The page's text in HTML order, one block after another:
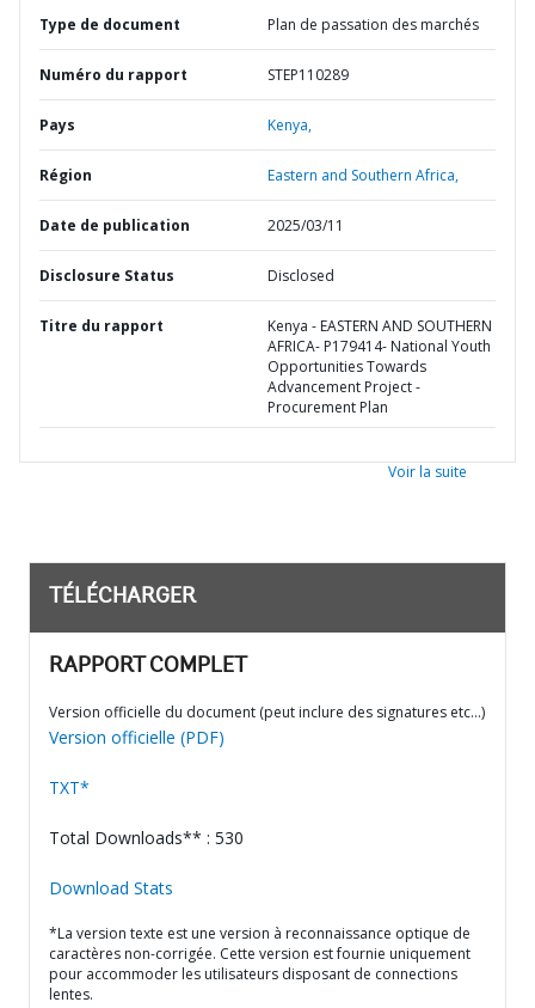
Type de document Plan de passation des marchés
Numéro du rapport STEP110289
Pays Kenya,
Région Eastern and Southern Africa,
Date de publication 2025/03/11
Disclosure Status Disclosed
Titre du rapport
Kenya - EASTERN AND SOUTHERN
AFRICA- P179414- National Youth
Opportunities Towards
Advancement Project -
Procurement Plan
Voir la suite
TÉLÉCHARGER
RAPPORT COMPLET
Version officielle du document (peut inclure des signatures etc…)
Version officielle (PDF)
TXT*
Total Downloads** : 530
Download Stats
*La version texte est une version à reconnaissance optique de
caractères non-corrigée. Cette version est fournie uniquement
pour accommoder les utilisateurs disposant de connections
lentes.